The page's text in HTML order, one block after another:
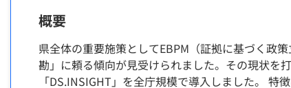
概要
県全体の重要施策としてEBPM（証拠に基づく政
勘」に頼る傾向が見受けられました。その現状を
「DS.INSIGHT」を全庁規模で導入しました。